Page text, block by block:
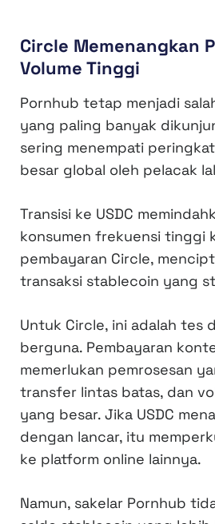
Circle Memenangkan
Volume Tinggi
Pornhub tetap menjadi
yang paling banyak
sering menempati
besar global oleh pelacak
Transisi ke USDC
konsumen frekuensi tinggi
pembayaran Circle,
transaksi stablecoin yang
Untuk Circle, ini adalah tes
berguna. Pembayaran
memerlukan pemrosesan
transfer lintas batas, dan
yang besar. Jika USDC
dengan lancar, itu
ke platform online lainnya.
Namun, sakelar Pornhub